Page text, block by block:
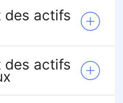
des actifs
des actifs